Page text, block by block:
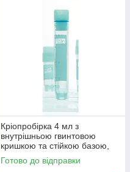
Кріопробірка 4 мл з
внутрішньою гвинтовою
кришкою та стійкою базою,
стерильна (50 шт/уп)
Готово до відправки